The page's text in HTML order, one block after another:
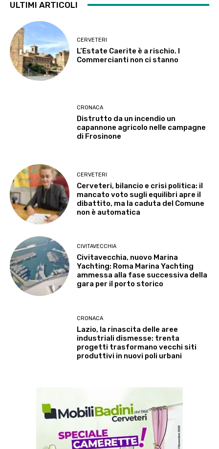
ULTIMI ARTICOLI
CERVETERI
L’Estate Caerite è a rischio. I
Commercianti non ci stanno
CRONACA
Distrutto da un incendio un
capannone agricolo nelle campagne
di Frosinone
CERVETERI
Cerveteri, bilancio e crisi politica: il
mancato voto sugli equilibri apre il
dibattito, ma la caduta del Comune
non è automatica
CIVITAVECCHIA
Civitavecchia, nuovo Marina
Yachting: Roma Marina Yachting
ammessa alla fase successiva della
gara per il porto storico
CRONACA
Lazio, la rinascita delle aree
industriali dismesse: trenta
progetti trasformano vecchi siti
produttivi in nuovi poli urbani